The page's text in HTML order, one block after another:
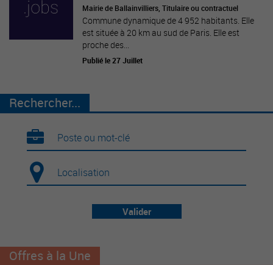
Mairie de Ballainvilliers, Titulaire ou contractuel
Commune dynamique de 4 952 habitants. Elle
est située à 20 km au sud de Paris. Elle est
proche des...
Publié le 27 Juillet
Rechercher...
Valider
Offres à la Une